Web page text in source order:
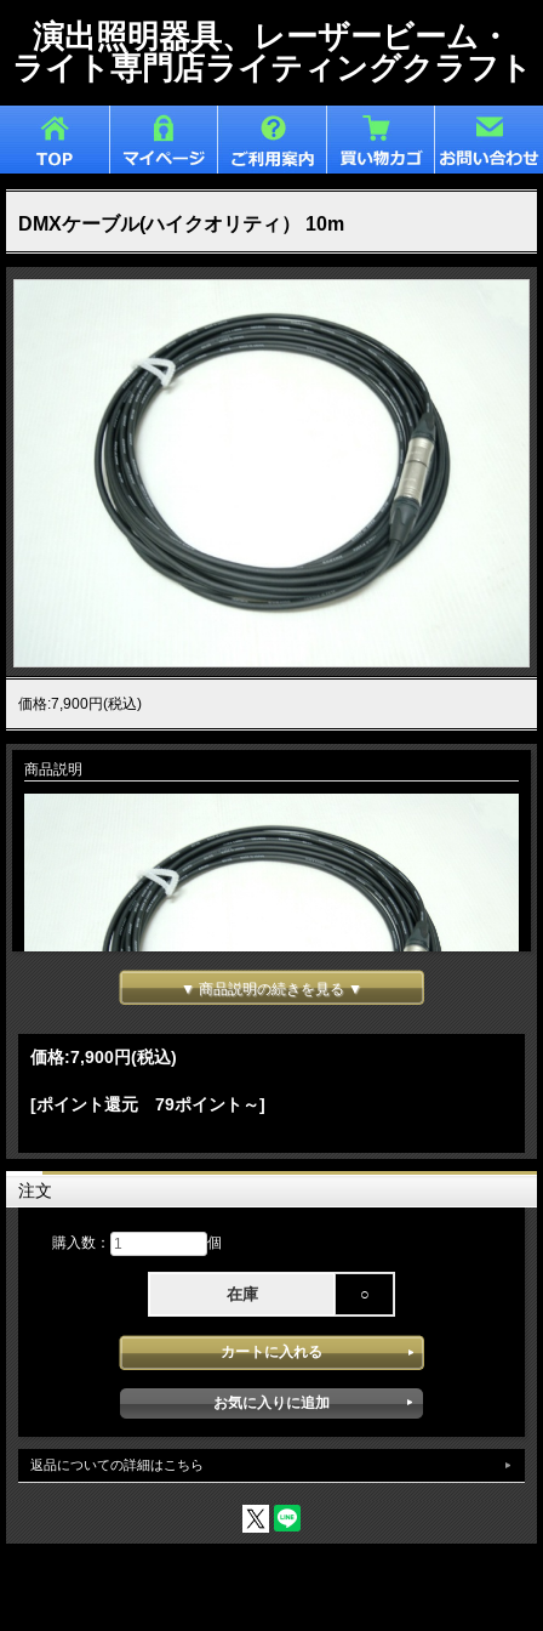
演出照明器具、レーザービーム・
ライト専門店ライティングクラフト
DMXケーブル(ハイクオリティ） 10m
価格:7,900円(税込)
商品説明
DMX信号、3pin-3pinの10m延長ケーブルです。
▼ 商品説明の続きを見る ▼
価格:7,900円(税込)
[ポイント還元 79ポイント～]
注文
購入数： 個
在庫 ○
返品についての詳細はこちら